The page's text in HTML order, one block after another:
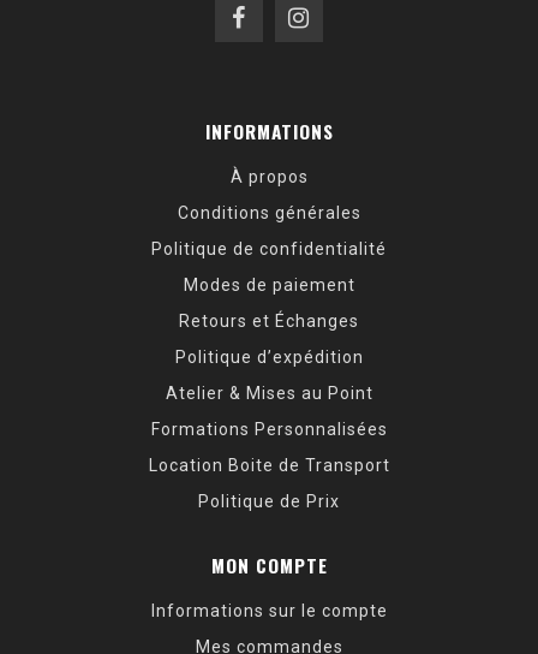
INFORMATIONS
À propos
Conditions générales
Politique de confidentialité
Modes de paiement
Retours et Échanges
Politique d’expédition
Atelier & Mises au Point
Formations Personnalisées
Location Boite de Transport
Politique de Prix
MON COMPTE
Informations sur le compte
Mes commandes